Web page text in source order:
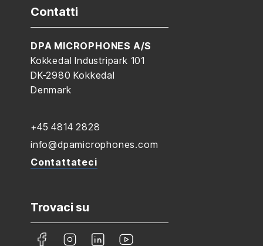
Contatti
DPA MICROPHONES A/S
Kokkedal Industripark 101
DK-2980 Kokkedal
Denmark
+45 4814 2828
info@dpamicrophones.com
Contattateci
Trovaci su